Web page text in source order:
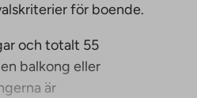
för boende.
och totalt 55
balkong eller
är